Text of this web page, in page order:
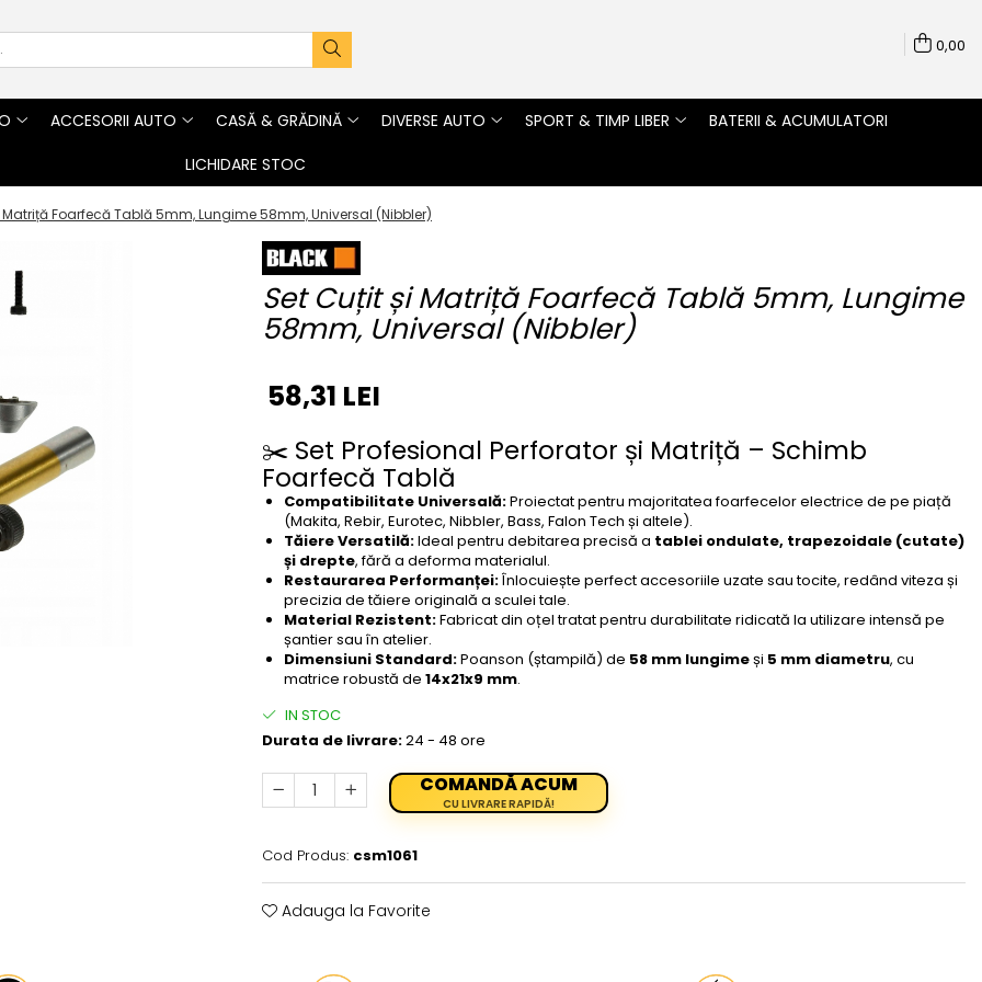
0,00
ACCESORII AUTO CASĂ & GRĂDINĂ DIVERSE AUTO SPORT & TIMP LIBER
BATERII & ACUMULATORI
LICHIDARE STOC
Matriță Foarfecă Tablă 5mm, Lungime 58mm, Universal (Nibbler)
Set Cuțit și Matriță Foarfecă Tablă 5mm, Lungime
58mm, Universal (Nibbler)
58,31 LEI
✂️ Set Profesional Perforator și Matriță – Schimb
Foarfecă Tablă
Compatibilitate Universală:Proiectat pentru majoritatea foarfecelor electrice de pe piață
(Makita, Rebir, Eurotec, Nibbler, Bass, Falon Tech și altele).
Tăiere Versatilă:Ideal pentru debitarea precisă a tablei ondulate, trapezoidale (cutate)
și drepte, fără a deforma materialul.
Restaurarea Performanței:Înlocuiește perfect accesoriile uzate sau tocite, redând viteza și
precizia de tăiere originală a sculei tale.
Material Rezistent:Fabricat din oțel tratat pentru durabilitate ridicată la utilizare intensă pe
șantier sau în atelier.
Dimensiuni Standard:Poanson (ștampilă) de 58 mm lungimeși 5 mm diametru, cu
matrice robustă de 14x21x9 mm.
IN STOC
Durata de livrare:24 - 48 ore
COMANDĂ ACUM
CU LIVRARE RAPIDĂ!
Cod Produs: csm1061
Adauga la Favorite